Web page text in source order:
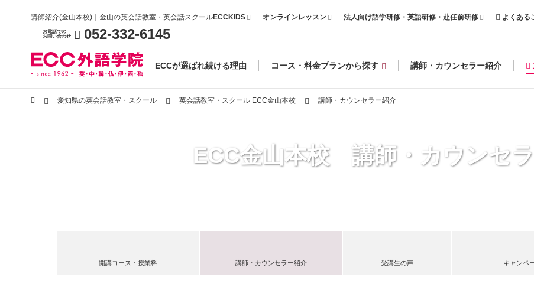
講師紹介(金山本校)｜金山の英会話教室・英会話スクールECCKIDS オンラインレッスン 法人向け語学研修・英語研修・赴任前研修 よくある
お電話での
お問い合わせ
052-332-6145
ECCが選ばれ続ける理由 コース・料金プランから探す 講師・カウンセラー紹介
愛知県の英会話教室・スクール 英会話教室・スクール ECC金山本校 講師・カウンセラー紹介
ECC金山本校 講師・カウンセ
開講コース・授業料 講師・カウンセラー紹介 受講生の声 キャンペ